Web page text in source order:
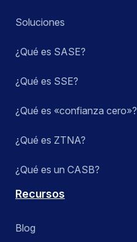
Soluciones
¿Qué es SASE?
¿Qué es SSE?
¿Qué es «confianza cero»?
¿Qué es ZTNA?
¿Qué es un CASB?
Recursos
Blog